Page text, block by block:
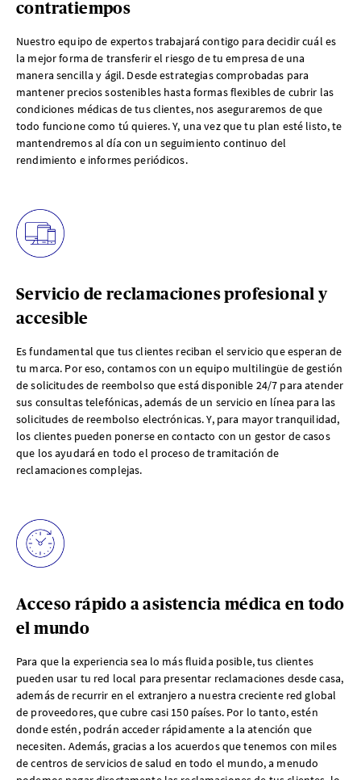
contratiempos
Nuestro equipo de expertos trabajará contigo para decidir cuál es
la mejor forma de transferir el riesgo de tu empresa de una
manera sencilla y ágil. Desde estrategias comprobadas para
mantener precios sostenibles hasta formas flexibles de cubrir las
condiciones médicas de tus clientes, nos aseguraremos de que
todo funcione como tú quieres. Y, una vez que tu plan esté listo, te
mantendremos al día con un seguimiento continuo del
rendimiento e informes periódicos.
Servicio de reclamaciones profesional y
accesible
Es fundamental que tus clientes reciban el servicio que esperan de
tu marca. Por eso, contamos con un equipo multilingüe de gestión
de solicitudes de reembolso que está disponible 24/7 para atender
sus consultas telefónicas, además de un servicio en línea para las
solicitudes de reembolso electrónicas. Y, para mayor tranquilidad,
los clientes pueden ponerse en contacto con un gestor de casos
que los ayudará en todo el proceso de tramitación de
reclamaciones complejas.
Acceso rápido a asistencia médica en todo
el mundo
Para que la experiencia sea lo más fluida posible, tus clientes
pueden usar tu red local para presentar reclamaciones desde casa,
además de recurrir en el extranjero a nuestra creciente red global
de proveedores, que cubre casi 150 países. Por lo tanto, estén
donde estén, podrán acceder rápidamente a la atención que
necesiten. Además, gracias a los acuerdos que tenemos con miles
de centros de servicios de salud en todo el mundo, a menudo